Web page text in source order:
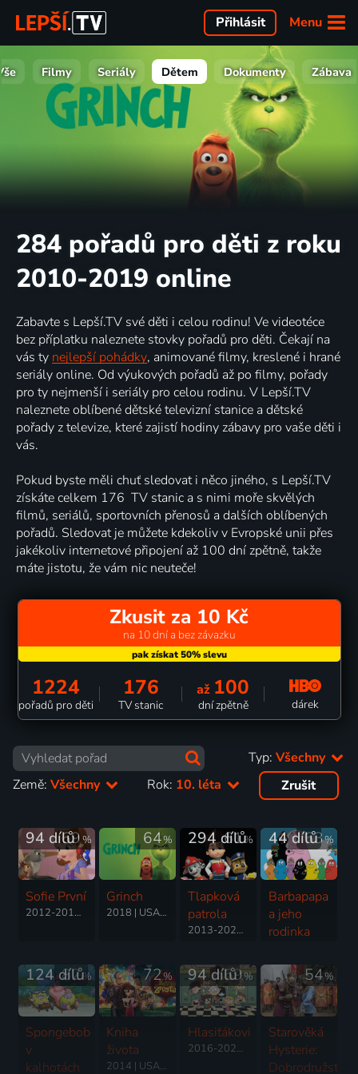
Menu
Přihlásit
Filmy Seriály Dětem Dokumenty Zábava
284 pořadů pro děti z roku
2010-2019 online
Zabavte s Lepší.TV své děti i celou rodinu! Ve videotéce
bez příplatku naleznete stovky pořadů pro děti. Čekají na
vás ty nejlepší pohádky, animované filmy, kreslené i hrané
seriály online. Od výukových pořadů až po filmy, pořady
pro ty nejmenší i seriály pro celou rodinu. V Lepší.TV
naleznete oblíbené dětské televizní stanice a dětské
pořady z televize, které zajistí hodiny zábavy pro vaše děti i
vás.
Pokud byste měli chuť sledovat i něco jiného, s Lepší.TV
získáte celkem 176 TV stanic a s nimi moře skvělých
filmů, seriálů, sportovních přenosů a dalších oblíbených
pořadů. Sledovat je můžete kdekoliv v Evropské unii přes
jakékoliv internetové připojení až 100 dní zpětně, takže
máte jistotu, že vám nic neuteče!
Zkusit za 10 Kč
na 10 dní a bez závazku
1224
pořadů pro děti
176
TV stanic
až 100
dní zpětně dárek
Typ: Všechny
Země: Všechny Rok: 10. léta Zrušit
69%
94 dílů
Sofie První
2012-2018 | USA | Animovaný, Dobrodružný, Fantasy, Hudební, Pohádka, Rodinný, Science Fiction, Komedie, Mysteriózní
64%
Grinch
2018 | USA | Animovaný, Fantasy, Komedie, Rodinný
61%
294 dílů
Tlapková
patrola
2013-2025 | Kanada | Animovaný, Dobrodružný, Komedie, Rodinný
63%
44 dílů
Barbapapa
a jeho
rodinka
82%
124 dílů
Spongebob
v
kalhotách
72%
Kniha
života
2014 | USA | Animovaný, Dobrodružný, Fantasy, Komedie, Rodinný, Romantický
69%
94 dílů
Hlasiťákovi
2016-2026 | USA | Animovaný, Akční, Dobrodružný, Drama, Fantasy, Hudební, Komedie, Rodinný, Thriller, Horor
54%
Starověká
Hysterie:
Dobrodružství